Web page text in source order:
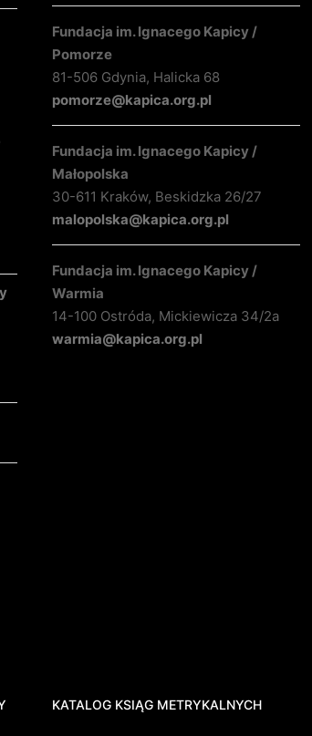
Fundacja im. Ignacego Kapicy /
Pomorze
81-506 Gdynia, Halicka 68
pomorze@kapica.org.pl
Fundacja im. Ignacego Kapicy /
Małopolska
30-611 Kraków, Beskidzka 26/27
malopolska@kapica.org.pl
Fundacja im. Ignacego Kapicy /
Warmia
14-100 Ostróda, Mickiewicza 34/2a
warmia@kapica.org.pl
KATALOG KSIĄG METRYKALNYCH